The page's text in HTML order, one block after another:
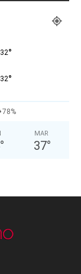
32°
32°
78%
°
MAR
37°